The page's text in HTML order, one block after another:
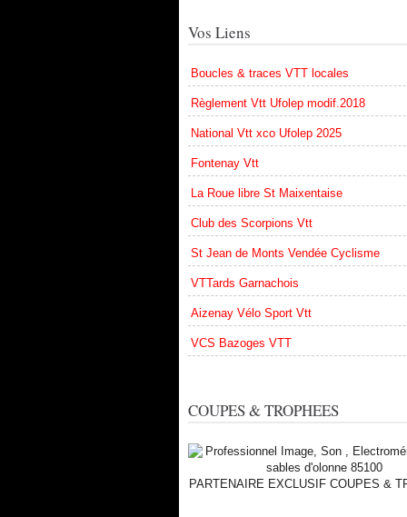
Vos Liens
Boucles & traces VTT locales
Règlement Vtt Ufolep modif.2018
National Vtt xco Ufolep 2025
Fontenay Vtt
La Roue libre St Maixentaise
Club des Scorpions Vtt
St Jean de Monts Vendée Cyclisme
VTTards Garnachois
Aizenay Vélo Sport Vtt
VCS Bazoges VTT
COUPES & TROPHEES
PARTENAIRE EXCLUSIF COUPES &